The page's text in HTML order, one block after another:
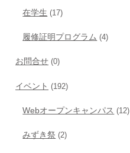
在学生 (17)
履修証明プログラム (4)
お問合せ (0)
イベント (192)
Webオープンキャンパス (12)
みずき祭 (2)